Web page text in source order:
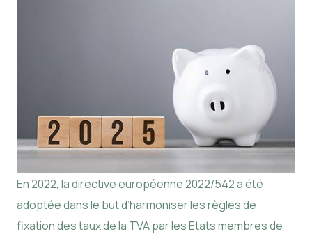
En 2022, la directive européenne 2022/542 a été
adoptée dans le but d’harmoniser les règles de
fixation des taux de la TVA par les Etats membres de